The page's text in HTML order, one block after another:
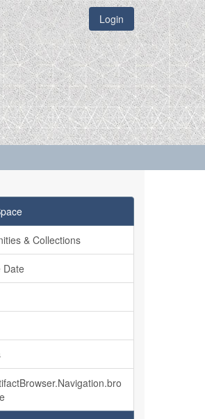
Login
& Collections
Date